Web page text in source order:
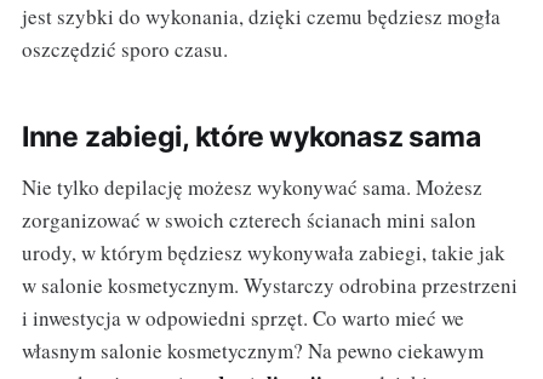
jest szybki do wykonania, dzięki czemu będziesz mogła
oszczędzić sporo czasu.
Inne zabiegi, które wykonasz sama
Nie tylko depilację możesz wykonywać sama. Możesz
zorganizować w swoich czterech ścianach mini salon
urody, w którym będziesz wykonywała zabiegi, takie jak
w salonie kosmetycznym. Wystarczy odrobina przestrzeni
i inwestycja w odpowiedni sprzęt. Co warto mieć we
własnym salonie kosmetycznym? Na pewno ciekawym